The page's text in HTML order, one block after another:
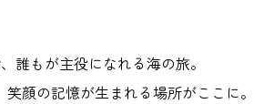
誰もが主役になれる海の旅。
顔の記憶が生まれる場所がここに。